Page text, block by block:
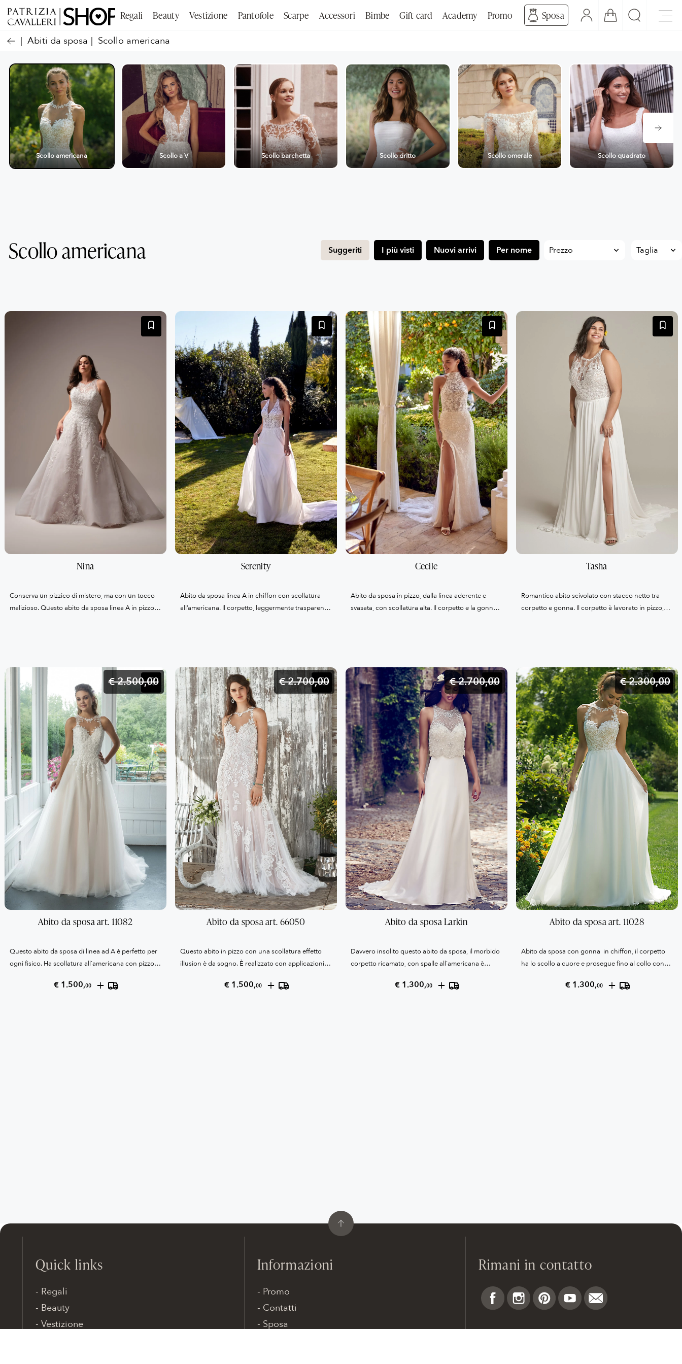
Regali Beauty Vestizione Pantofole Scarpe Accessori Bimbe Gift card Academy Promo Sposa
Abiti da sposa Scollo americana
Scollo americana Scollo a V Scollo barchetta Scollo dritto Scollo omerale Scollo quadrato
Suggeriti I più visti Nuovi arrivi Per nome
Scollo americana
Nina
Conserva un pizzico di mistero, ma con un tocco
malizioso. Questo abito da sposa linea A in pizzo
Serenity
Abito da sposa linea A in chiffon con scollatura
all’americana. Il corpetto, leggermente trasparente,
alla vita. La gonna, fluida e leggera, si completa
con uno strascico di lunghezza cappella.
Cecile
Abito da sposa in pizzo, dalla linea aderente e
svasata, con scollatura alta. Il corpetto e la gonna
comoda fodera in maglina. L’abito è completato da
uno strascico di lunghezza cappella.
Tasha
Romantico abito scivolato con stacco netto tra
corpetto e gonna. Il corpetto è lavorato in pizzo,
€ 2.500,00
Abito da sposa art. 11082
Questo abito da sposa di linea ad A è perfetto per
ogni fisico. Ha scollatura all'americana con pizzo
gonna in tulle. Veste le seguenti misure: SENO 92
€ 1.500,00 +
€ 2.700,00
Abito da sposa art. 66050
Questo abito in pizzo con una scollatura effetto
illusion è da sogno. È realizzato con applicazioni in
molto particolare la chiusura sulla schiena. I
€ 1.500,00 +
€ 2.700,00
Abito da sposa Larkin
Davvero insolito questo abito da sposa, il morbido
corpetto ricamato, con spalle all'americana è
movimento.La gonna in raso satin, dalla linea
€ 1.300,00 +
€ 2.300,00
Abito da sposa art. 11028
Abito da sposa con gonna in chiffon, il corpetto
ha lo scollo a cuore e prosegue fino al collo con
scollatura a barchetta e sul giromanica lo rende
€ 1.300,00 +
Quick links
Regali
Beauty
Vestizione
Informazioni
Promo
Contatti
Sposa
Rimani in contatto